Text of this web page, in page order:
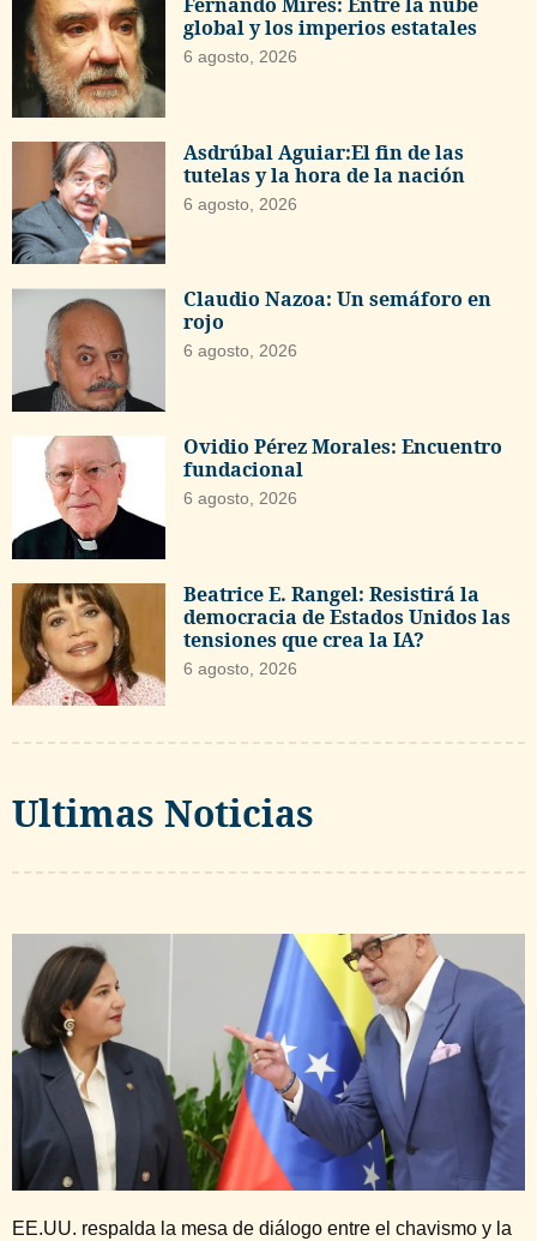
global y los imperios estatales
6 agosto, 2026
Asdrúbal Aguiar:El fin de las
tutelas y la hora de la nación
6 agosto, 2026
Claudio Nazoa: Un semáforo en
rojo
6 agosto, 2026
Ovidio Pérez Morales: Encuentro
fundacional
6 agosto, 2026
Beatrice E. Rangel: Resistirá la
democracia de Estados Unidos las
tensiones que crea la IA?
6 agosto, 2026
Ultimas Noticias
EE.UU. respalda la mesa de diálogo entre el chavismo y la